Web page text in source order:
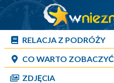
RELACJA Z PODRÓŻY
CO WARTO ZOBACZYĆ
ZDJĘCIA